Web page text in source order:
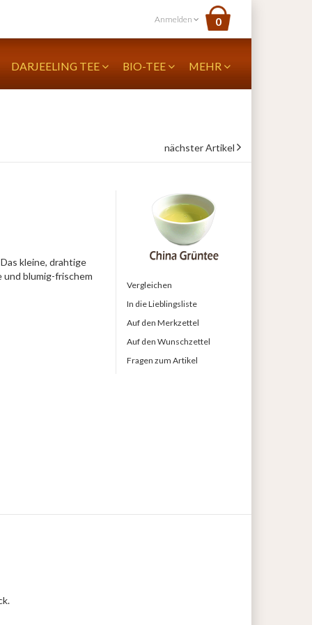
Anmelden 0
DARJEELING TEE BIO-TEE MEHR
nächster Artikel
kleine, drahtige
blumig-frischem
Vergleichen
In die Lieblingsliste
Auf den Merkzettel
Auf den Wunschzettel
Fragen zum Artikel